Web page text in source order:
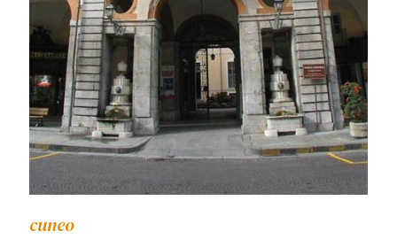
cuneo